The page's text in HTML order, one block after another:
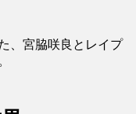
、宮脇咲良とレイプ